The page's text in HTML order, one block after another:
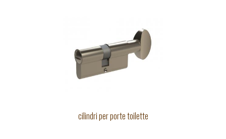
cilindri per porte toilette